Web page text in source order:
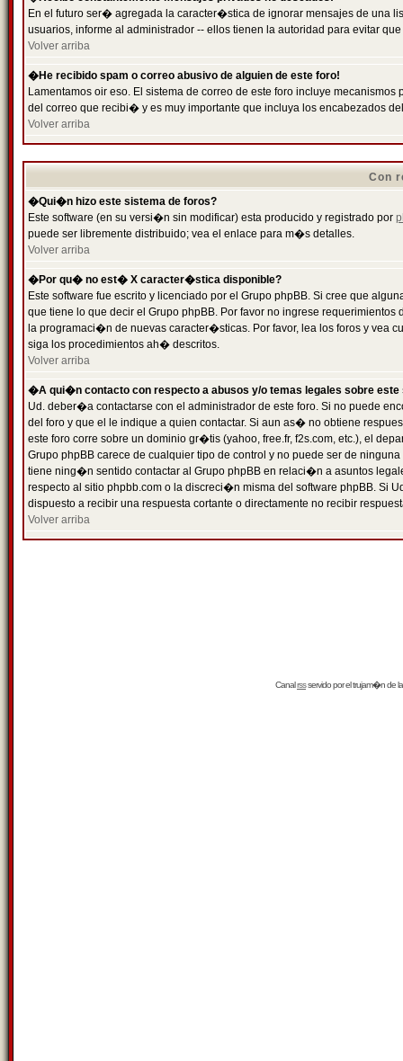
En el futuro ser� agregada la caracter�stica de ignorar mensajes de una
usuarios, informe al administrador -- ellos tienen la autoridad para evitar
Volver arriba
�He recibido spam o correo abusivo de alguien de este foro!
Lamentamos oir eso. El sistema de correo de este foro incluye
del correo que recibi� y es muy importante que incluya los encabezados
Volver arriba
Con
�Qui�n hizo este sistema de foros?
Este software (en su versi�n sin modificar) esta producido y registrado por
puede ser libremente distribuido; vea el enlace para m�s detalles.
Volver arriba
�Por qu� no est� X caracter�stica disponible?
Este software fue escrito y licenciado por el Grupo phpBB. Si cree que
que tiene lo que decir el Grupo phpBB. Por favor no ingrese
la programaci�n de nuevas caracter�sticas. Por favor, lea los foros y vea
siga los procedimientos ah� descritos.
Volver arriba
�A qui�n contacto con respecto a abusos y/o temas legales sobre este
Ud. deber�a contactarse con el administrador de este foro. Si no puede
del foro y que el le indique a quien contactar. Si aun as� no obtiene
este foro corre sobre un dominio gr�tis (yahoo, free.fr, f2s.com, etc.), el
Grupo phpBB carece de cualquier tipo de control y no puede ser de
tiene ning�n sentido contactar al Grupo phpBB en relaci�n a asuntos
respecto al sitio phpbb.com o la discreci�n misma del software phpBB. Si
dispuesto a recibir una respuesta cortante o directamente no recibir
Volver arriba
Canalrssservido por eltrujam�nde